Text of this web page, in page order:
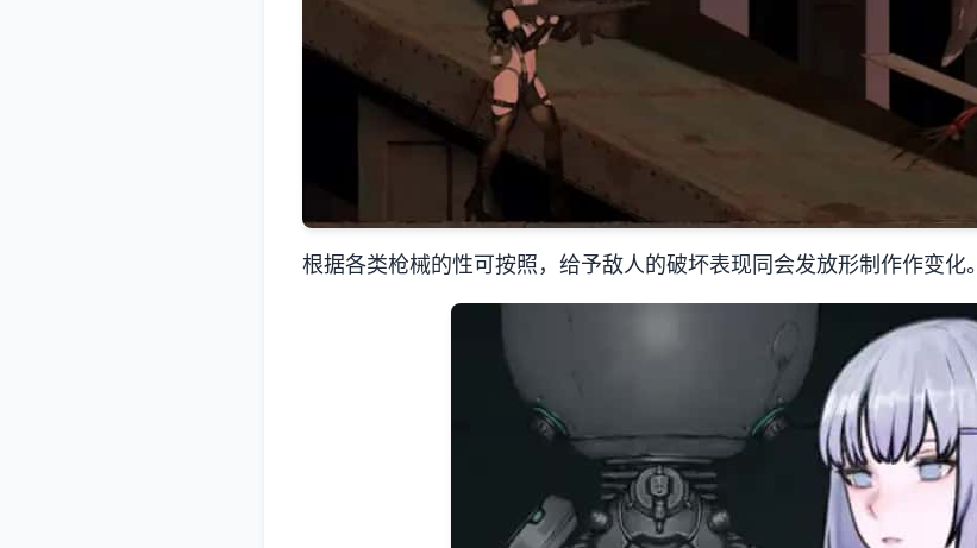
根据各类枪械的性可按照，给予敌人的破坏表现同会发放形制作作变化。